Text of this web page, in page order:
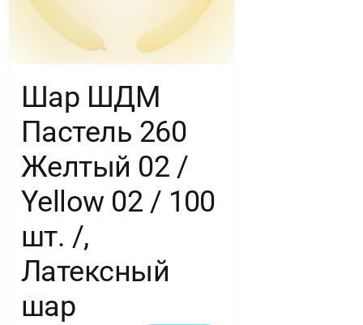
Шар ШДМ
Пастель 260
Желтый 02 /
Yellow 02 / 100
шт. /,
Латексный
шар